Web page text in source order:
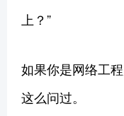
上？”
如果你是网络工
这么问过。